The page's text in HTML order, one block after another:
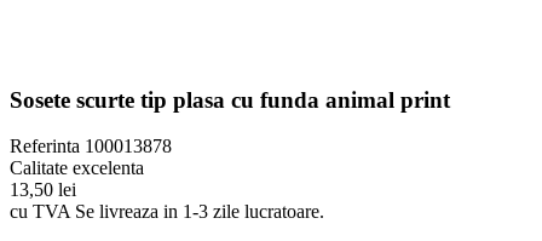
Sosete scurte tip plasa cu funda animal print
Referinta 100013878
Calitate excelenta
13,50 lei
cu TVA Se livreaza in 1-3 zile lucratoare.